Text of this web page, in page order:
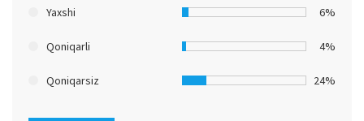
Yaxshi 6%
Qoniqarli 4%
Qoniqarsiz 24%